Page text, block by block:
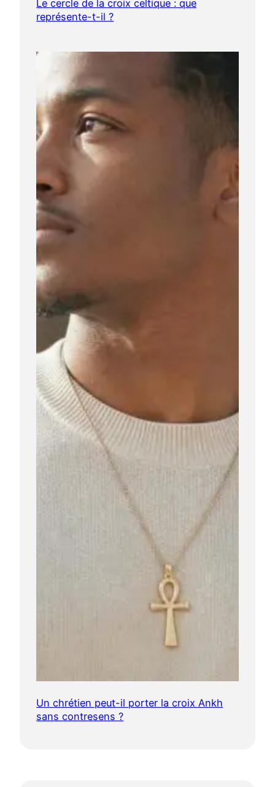
Le cercle de la croix celtique : que
représente-t-il ?
Un chrétien peut-il porter la croix Ankh
sans contresens ?